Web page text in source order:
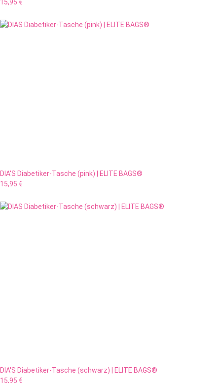
15,95 €
DIA'S Diabetiker-Tasche (pink) | ELITE BAGS®
15,95 €
DIA'S Diabetiker-Tasche (schwarz) | ELITE BAGS®
15,95 €